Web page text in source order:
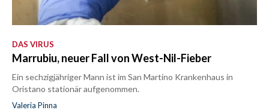
DAS VIRUS
Marrubiu, neuer Fall von West-Nil-Fieber
Ein sechzigjähriger Mann ist im San Martino Krankenhaus in
Oristano stationär aufgenommen.
Valeria Pinna